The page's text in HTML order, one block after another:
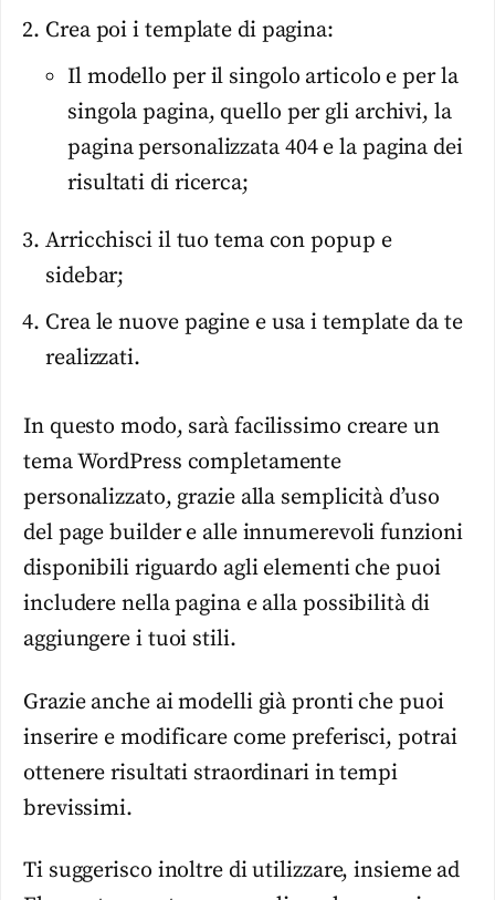
Crea poi i template di pagina:
Il modello per il singolo articolo e per la
singola pagina, quello per gli archivi, la
pagina personalizzata 404 e la pagina dei
risultati di ricerca;
Arricchisci il tuo tema con popup e
sidebar;
Crea le nuove pagine e usa i template da te
realizzati.
In questo modo, sarà facilissimo creare un
tema WordPress completamente
personalizzato, grazie alla semplicità d’uso
del page builder e alle innumerevoli funzioni
disponibili riguardo agli elementi che puoi
includere nella pagina e alla possibilità di
aggiungere i tuoi stili.
Grazie anche ai modelli già pronti che puoi
inserire e modificare come preferisci, potrai
ottenere risultati straordinari in tempi
brevissimi.
Ti suggerisco inoltre di utilizzare, insieme ad